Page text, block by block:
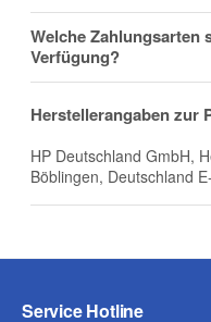
Firma
E-Mail
Welche Zahlungsarten
Verfügung?
Herstellerangaben zur
HP Deutschland GmbH,
Böblingen, Deutschland
Service Hotline